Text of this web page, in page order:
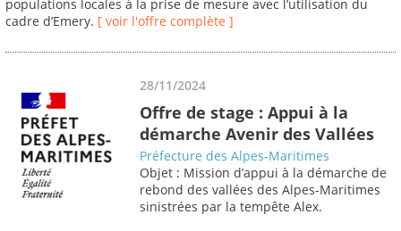
populations locales à la prise de mesure avec l’utilisation du
cadre d’Emery. [ voir l'offre complète ]
28/11/2024
Offre de stage : Appui à la
démarche Avenir des Vallées
Préfecture des Alpes-Maritimes
Objet : Mission d’appui à la démarche de
rebond des vallées des Alpes-Maritimes
sinistrées par la tempête Alex.